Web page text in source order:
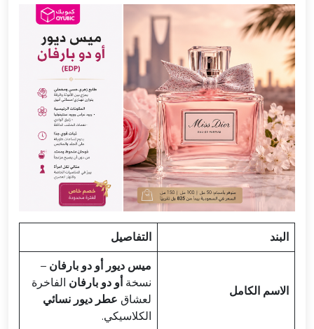
البند التفاصيل
الاسم الكامل
ميس ديور أو دو بارفان –
نسخةأو دو بارفان الفاخرة
لعشاق عطر ديور نسائي
الكلاسيكي.